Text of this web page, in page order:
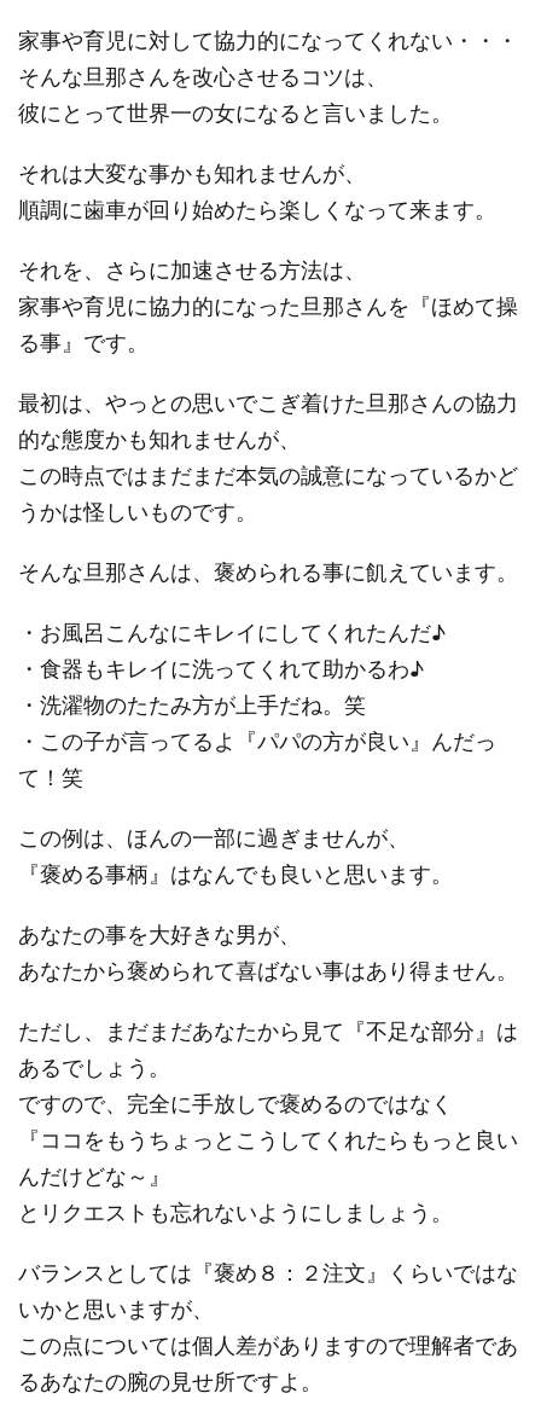
家事や育児に対して協力的になってくれない・・・
そんな旦那さんを改心させるコツは、
彼にとって世界一の女になると言いました。
それは大変な事かも知れませんが、
順調に歯車が回り始めたら楽しくなって来ます。
それを、さらに加速させる方法は、
家事や育児に協力的になった旦那さんを『ほめて操
る事』です。
最初は、やっとの思いでこぎ着けた旦那さんの協力
的な態度かも知れませんが、
この時点ではまだまだ本気の誠意になっているかど
うかは怪しいものです。
そんな旦那さんは、褒められる事に飢えています。
・お風呂こんなにキレイにしてくれたんだ♪
・食器もキレイに洗ってくれて助かるわ♪
・洗濯物のたたみ方が上手だね。笑
・この子が言ってるよ『パパの方が良い』んだっ
て！笑
この例は、ほんの一部に過ぎませんが、
『褒める事柄』はなんでも良いと思います。
あなたの事を大好きな男が、
あなたから褒められて喜ばない事はあり得ません。
ただし、まだまだあなたから見て『不足な部分』は
あるでしょう。
ですので、完全に手放しで褒めるのではなく
『ココをもうちょっとこうしてくれたらもっと良い
んだけどな～』
とリクエストも忘れないようにしましょう。
バランスとしては『褒め８：２注文』くらいではな
いかと思いますが、
この点については個人差がありますので理解者であ
るあなたの腕の見せ所ですよ。